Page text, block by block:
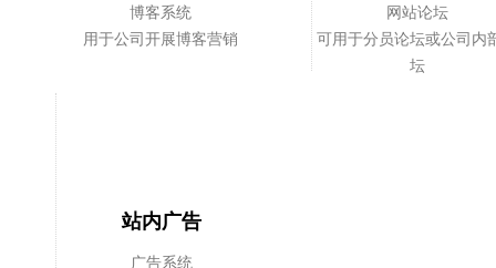
博客系统
用于公司开展博客营销
网站论坛
可用于分员论坛或公司内
坛
站内广告
广告系统